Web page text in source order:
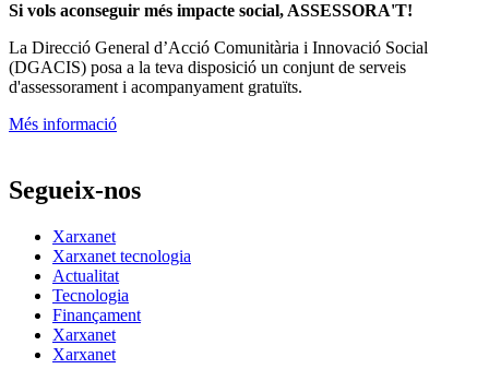
Si vols aconseguir més impacte social, ASSESSORA'T!
La Direcció General d’Acció Comunitària i Innovació Social
(DGACIS) posa a la teva disposició un conjunt de serveis
d'assessorament i acompanyament gratuïts.
Més informació
Segueix-nos
Xarxanet
Xarxanet tecnologia
Actualitat
Tecnologia
Finançament
Xarxanet
Xarxanet